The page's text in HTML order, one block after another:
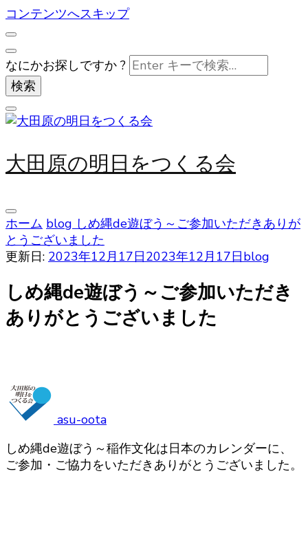
コンテンツへスキップ
なにかお探しですか ?
大田原の明日をつくる会
ホーム blog しめ縄de遊ぼう～ご参加いただきありが
とうございました
更新日: 2023年12月17日2023年12月17日blog
しめ縄de遊ぼう～ご参加いただき
ありがとうございました
asu-oota
しめ縄de遊ぼう～稲作文化は日本のカレンダーに、
ご参加・ご協力をいただきありがとうございました。